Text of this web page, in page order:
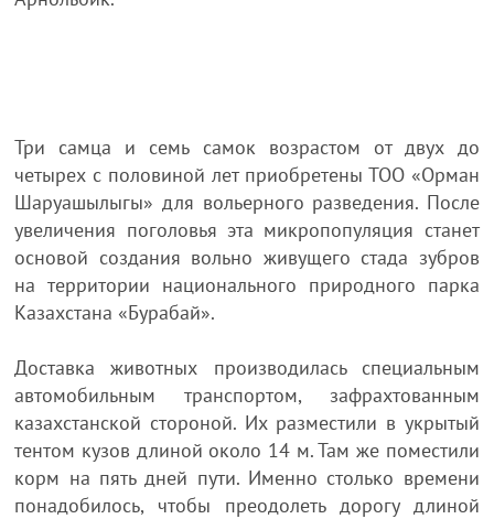
Три самца и семь самок возрастом от двух до
четырех с половиной лет приобретены ТОО «Орман
Шаруашылыгы» для вольерного разведения. После
увеличения поголовья эта микропопуляция станет
основой создания вольно живущего стада зубров
на территории национального природного парка
Казахстана «Бурабай».
Доставка животных производилась специальным
автомобильным транспортом, зафрахтованным
казахстанской стороной. Их разместили в укрытый
тентом кузов длиной около 14 м. Там же поместили
корм на пять дней пути. Именно столько времени
понадобилось, чтобы преодолеть дорогу длиной